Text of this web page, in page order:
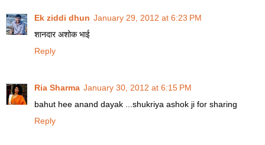
Ek ziddi dhun January 29, 2012 at 6:23 PM
शानदार अशोक भाई
Reply
Ria Sharma January 30, 2012 at 6:15 PM
bahut hee anand dayak ...shukriya ashok ji for sharing
Reply